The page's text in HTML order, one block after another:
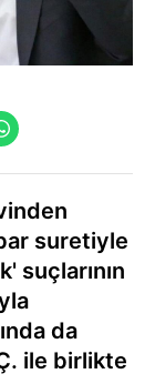
suretiyle
suçlarının
da
ile birlikte